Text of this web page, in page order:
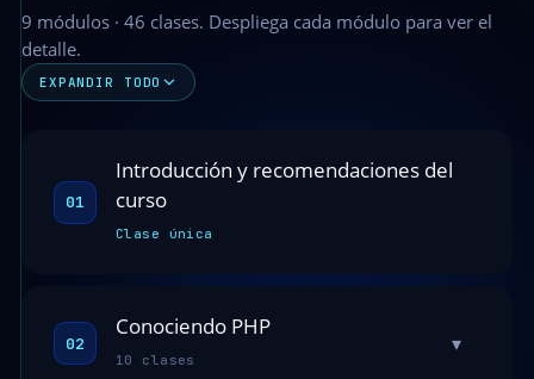
9 módulos · 46 clases. Despliega cada módulo para ver el
detalle.
EXPANDIR TODO
01
Introducción y recomendaciones del
curso
Clase única
02
Conociendo PHP
10 clases
▾